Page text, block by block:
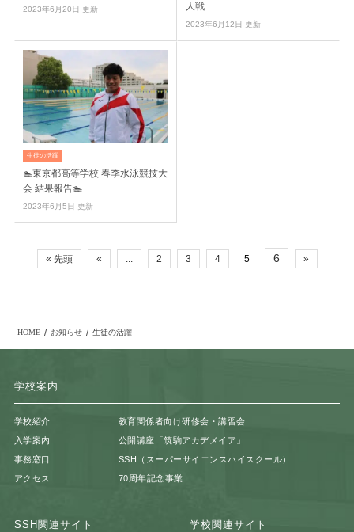
2023年6月20日 更新
人戦
2023年6月12日 更新
生徒の活躍
🏊東京都高等学校 春季水泳競技大
会 結果報告🏊
2023年6月5日 更新
« 先頭 « 2 3 4 5 6 »
HOME / お知らせ / 生徒の活躍
学校案内
学校紹介
入学案内
事務窓口
アクセス
教育関係者向け研修会・講習会
公開講座「筑駒アカデメイア」
SSH（スーパーサイエンスハイスクール）
70周年記念事業
SSH関連サイト 学校関連サイト